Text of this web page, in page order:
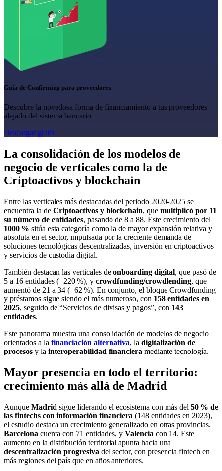
Guía de Confirming para proveedores
Descubre la novedosa forma de financiamiento a tus proveedores
alejado del sistema bancario
Descargar gratis
La consolidación de los modelos de
negocio de verticales como la de
Criptoactivos y blockchain
Entre las verticales más destacadas del periodo 2020-2025 se
encuentra la de Criptoactivos y blockchain, que multiplicó por 11
su número de entidades, pasando de 8 a 88. Este crecimiento del
1000 % sitúa esta categoría como la de mayor expansión relativa y
absoluta en el sector, impulsada por la creciente demanda de
soluciones tecnológicas descentralizadas, inversión en criptoactivos
y servicios de custodia digital.
También destacan las verticales de onboarding digital, que pasó de
5 a 16 entidades (+220 %), y crowdfunding/crowdlending, que
aumentó de 21 a 34 (+62 %). En conjunto, el bloque Crowdfunding
y préstamos sigue siendo el más numeroso, con 158 entidades en
2025, seguido de “Servicios de divisas y pagos”, con 143
entidades.
Este panorama muestra una consolidación de modelos de negocio
orientados a la financiación alternativa, la digitalización de
procesos y la interoperabilidad financiera mediante tecnología.
Mayor presencia en todo el territorio:
crecimiento más allá de Madrid
Aunque Madrid sigue liderando el ecosistema con más del 50 % de
las fintechs con información financiera (148 entidades en 2023),
el estudio destaca un crecimiento generalizado en otras provincias.
Barcelona cuenta con 71 entidades, y Valencia con 14. Este
aumento en la distribución territorial apunta hacia una
descentralización progresiva del sector, con presencia fintech en
más regiones del país que en años anteriores.